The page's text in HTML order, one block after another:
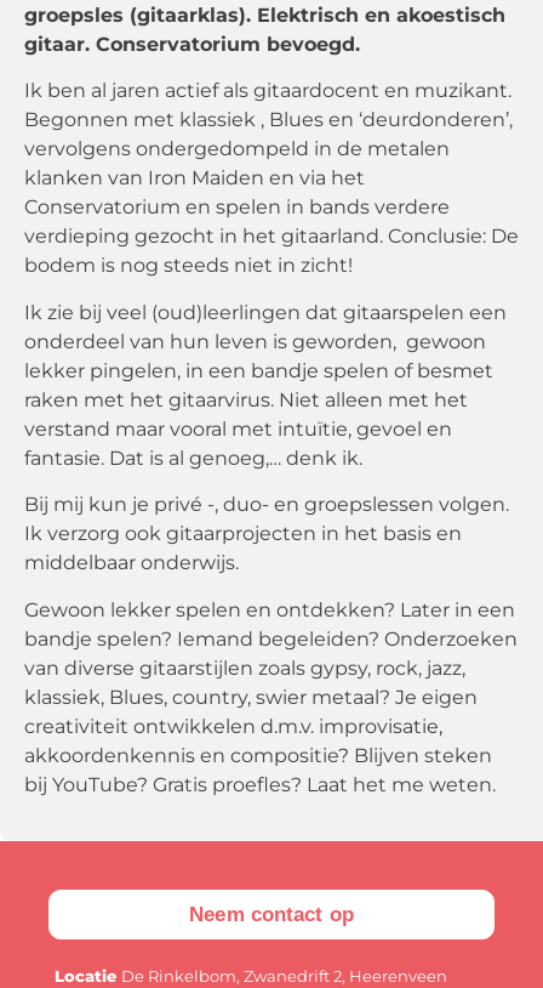
groepsles (gitaarklas). Elektrisch en akoestisch
gitaar. Conservatorium bevoegd.
Ik ben al jaren actief als gitaardocent en muzikant.
Begonnen met klassiek , Blues en ‘deurdonderen’,
vervolgens ondergedompeld in de metalen
klanken van Iron Maiden en via het
Conservatorium en spelen in bands verdere
verdieping gezocht in het gitaarland. Conclusie: De
bodem is nog steeds niet in zicht!
Ik zie bij veel (oud)leerlingen dat gitaarspelen een
onderdeel van hun leven is geworden, gewoon
lekker pingelen, in een bandje spelen of besmet
raken met het gitaarvirus. Niet alleen met het
verstand maar vooral met intuïtie, gevoel en
fantasie. Dat is al genoeg,… denk ik.
Bij mij kun je privé -, duo- en groepslessen volgen.
Ik verzorg ook gitaarprojecten in het basis en
middelbaar onderwijs.
Gewoon lekker spelen en ontdekken? Later in een
bandje spelen? Iemand begeleiden? Onderzoeken
van diverse gitaarstijlen zoals gypsy, rock, jazz,
klassiek, Blues, country, swier metaal? Je eigen
creativiteit ontwikkelen d.m.v. improvisatie,
akkoordenkennis en compositie? Blijven steken
bij YouTube? Gratis proefles? Laat het me weten.
Neem contact op
Locatie De Rinkelbom, Zwanedrift 2, Heerenveen